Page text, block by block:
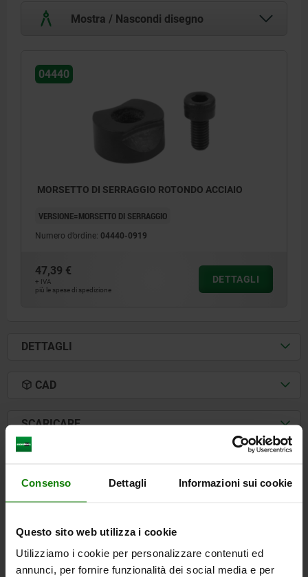
Consenso Dettagli Informazioni sui cookie
Questo sito web utilizza i cookie
Utilizziamo i cookie per personalizzare contenuti ed
annunci, per fornire funzionalità dei social media e per
Mostra / Nascondi disegno
1) Pezzo da lavorare
04440
MORSETTO DI SERRAGGIO ROTONDO ACCIAIO
VERSIONE=MORSETTO DI SERRAGGIO
Numero d’ordine: 04440-0919
47,39 €
+ IVA
più le spese di spedizione
DETTAGLI
DETTAGLI
CAD
SCARICARE
Altri clienti hanno acquistato
anche
NUOVO